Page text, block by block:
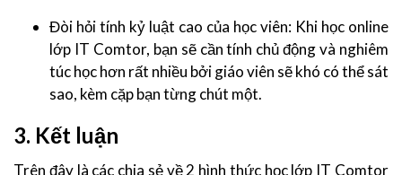
Đòi hỏi tính kỷ luật cao của học viên: Khi học online
lớp IT Comtor, bạn sẽ cần tính chủ động và nghiêm
túc học hơn rất nhiều bởi giáo viên sẽ khó có thể sát
sao, kèm cặp bạn từng chút một.
3. Kết luận
Trên đây là các chia sẻ về 2 hình thức học lớp IT Comtor